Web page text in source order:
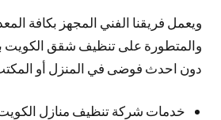
ويعمل فريقنا الفني المجهز بكافة
والمتطورة على تنظيف شقق الكويت
دون احدث فوضى في المنزل أو المكتب
خدمات شركة تنظيف منازل